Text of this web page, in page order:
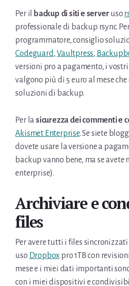
Per il backup di siti e server uso
professionale di backup rsync.
programmatore, consiglio
Codeguard,Vaultpress,
versioni pro a pagamento, i
valgono più di 5 euro al mese
soluzioni di backup.
Per la sicurezza dei commenti e
Akismet Enterprise. Se siete
dovete usare la versione a
backup vanno bene, ma se
enterprise).
Archiviare e
files
Per avere tutti i files
uso Dropbox pro 1TB con
mese e i miei dati importanti
con i miei dispositivi e